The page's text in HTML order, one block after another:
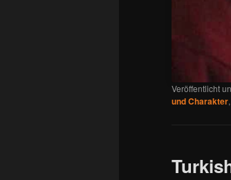
Veröffentlicht
und Charakter,